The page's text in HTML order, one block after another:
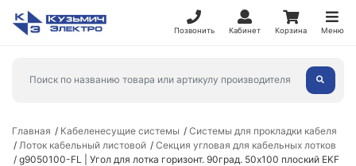
Позвонить Кабинет Корзина Меню
Главная Кабеленесущие системы
Системы для прокладки кабеля
Лоток кабельный листовой
Секция угловая для кабельных лотков
g9050100-FL | Угол для лотка горизонт. 90град. 50х100 плоский EKF